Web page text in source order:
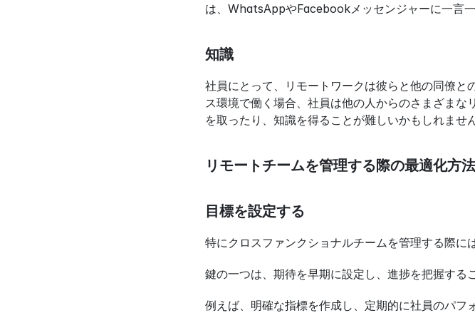
は、WhatsAppやFacebookメッセンジャーに一言
知識
社員にとって、リモートワークは彼らと他の同僚と
ス環境で働く場合、社員は他の人からのさまざま
を取ったり、知識を得ることが難しいかもしれませ
リモートチームを管理する際の最適化方
目標を設定する
特にクロスファンクショナルチームを管理する際には
鍵の一つは、期待を早期に設定し、進捗を把握する
例えば、明確な指標を作成し、定期的に社員のパフ